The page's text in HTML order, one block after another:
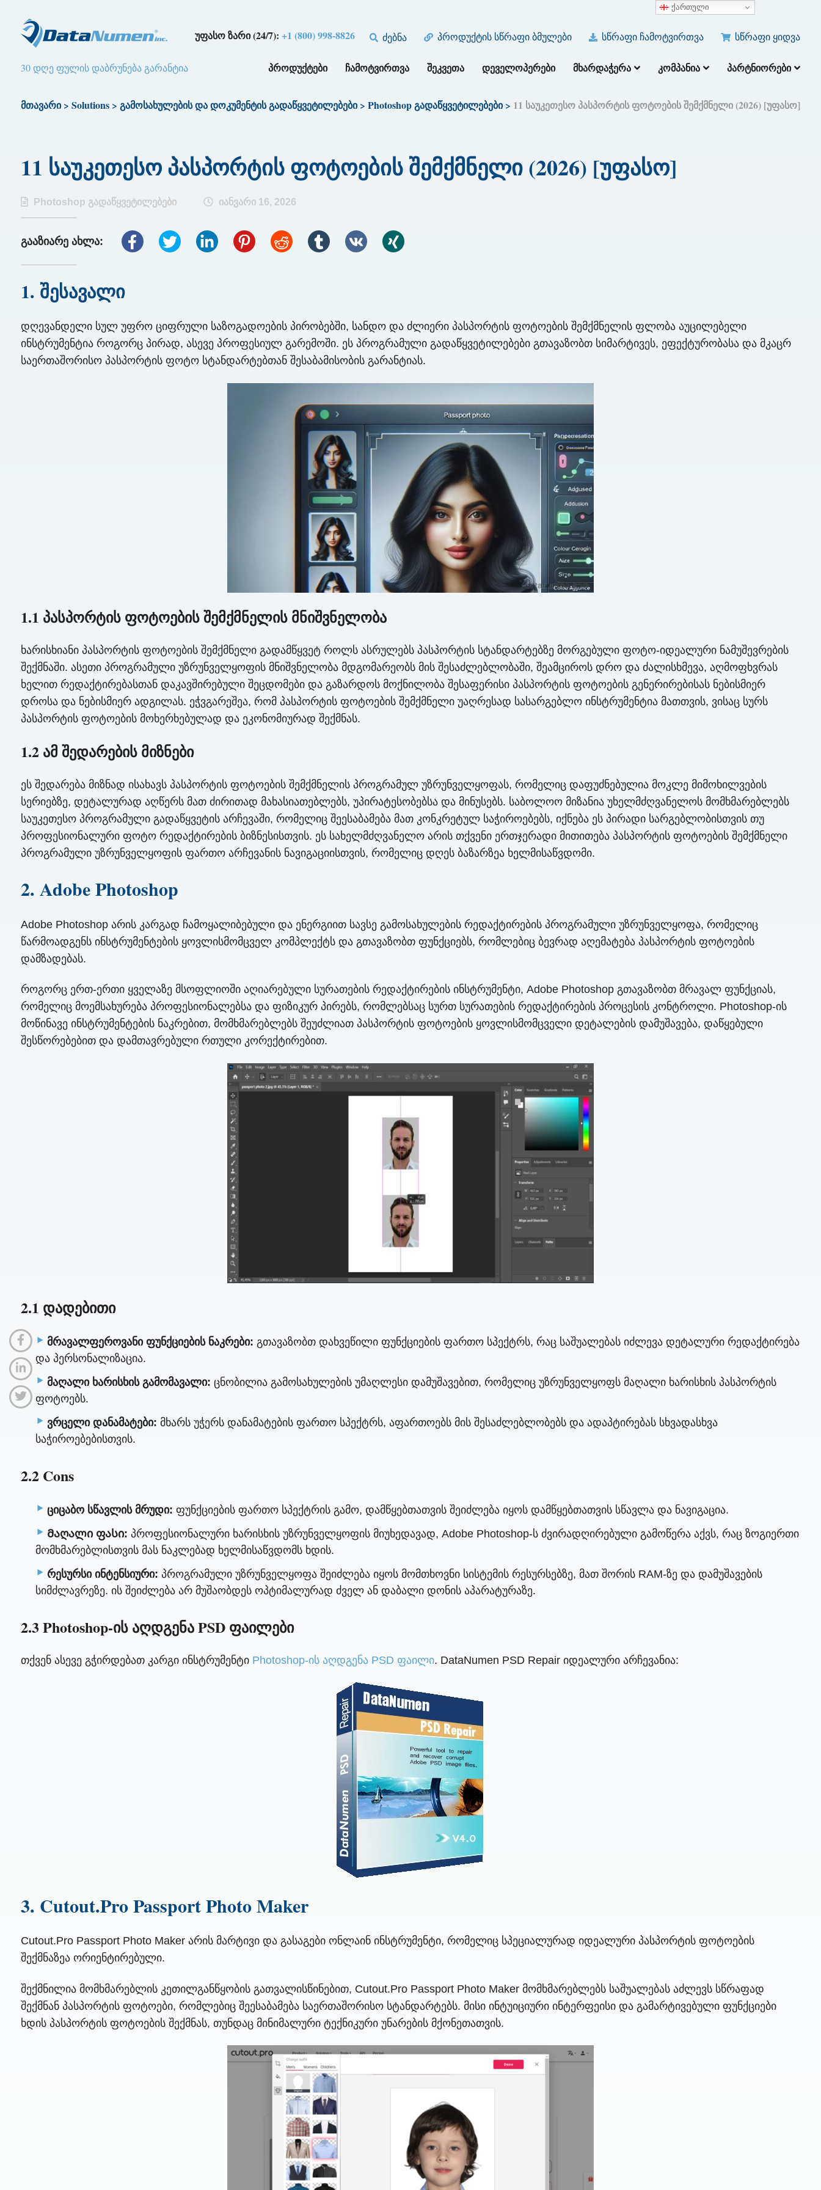
უფასო ზარი (24/7):+1 (800) 998-8826 ძებნა პროდუქტის სწრაფი ბმულები სწრაფი ჩამოტვირთვა სწრაფი ყიდვა
30 დღე ფულის დაბრუნება გარანტია ᲞᲠᲝᲓᲣᲥᲢᲔᲑᲘ ᲩᲐᲛᲝᲢᲕᲘᲠᲗᲕᲐ ᲨᲔᲙᲕᲔᲗᲐ ᲓᲔᲕᲔᲚᲝᲞᲔᲠᲔᲑᲘ ᲛᲮᲐᲠᲓᲐᲭᲔᲠᲐ ᲙᲝᲛᲞᲐᲜᲘᲐ ᲞᲐᲠᲢᲜᲘᲝᲠᲔᲑᲘ
მთავარი> Solutions> გამოსახულების და დოკუმენტის გადაწყვეტილებები> Photoshop გადაწყვეტილებები> 11 საუკეთესო პასპორტის ფოტოების შემქმნელი (2026) [უფასო]
11 საუკეთესო პასპორტის ფოტოების შემქმნელი (2026) [უფასო]
Photoshop გადაწყვეტილებები იანვარი 16, 2026
გააზიარე ახლა:
1. შესავალი
დღევანდელი სულ უფრო ციფრული საზოგადოების პირობებში, სანდო და ძლიერი პასპორტის ფოტოების შემქმნელის ფლობა აუცილებელი
ინსტრუმენტია როგორც პირად, ასევე პროფესიულ გარემოში. ეს პროგრამული გადაწყვეტილებები გთავაზობთ სიმარტივეს, ეფექტურობასა და მკაცრ
საერთაშორისო პასპორტის ფოტო სტანდარტებთან შესაბამისობის გარანტიას.
1.1 პასპორტის ფოტოების შემქმნელის მნიშვნელობა
ხარისხიანი პასპორტის ფოტოების შემქმნელი გადამწყვეტ როლს ასრულებს პასპორტის სტანდარტებზე მორგებული ფოტო-იდეალური ნამუშევრების
შექმნაში. ასეთი პროგრამული უზრუნველყოფის მნიშვნელობა მდგომარეობს მის შესაძლებლობაში, შეამციროს დრო და ძალისხმევა, აღმოფხვრას
ხელით რედაქტირებასთან დაკავშირებული შეცდომები და გაზარდოს მოქნილობა შესაფერისი პასპორტის ფოტოების გენერირებისას ნებისმიერ
დროსა და ნებისმიერ ადგილას. ეჭვგარეშეა, რომ პასპორტის ფოტოების შემქმნელი უაღრესად სასარგებლო ინსტრუმენტია მათთვის, ვისაც სურს
პასპორტის ფოტოების მოხერხებულად და ეკონომიურად შექმნას.
1.2 ამ შედარების მიზნები
ეს შედარება მიზნად ისახავს პასპორტის ფოტოების შემქმნელის პროგრამულ უზრუნველყოფას, რომელიც დაფუძნებულია მოკლე მიმოხილვების
სერიებზე, დეტალურად აღწერს მათ ძირითად მახასიათებლებს, უპირატესობებსა და მინუსებს. საბოლოო მიზანია უხელმძღვანელოს მომხმარებლებს
საუკეთესო პროგრამული გადაწყვეტის არჩევაში, რომელიც შეესაბამება მათ კონკრეტულ საჭიროებებს, იქნება ეს პირადი სარგებლობისთვის თუ
პროფესიონალური ფოტო რედაქტირების ბიზნესისთვის. ეს სახელმძღვანელო არის თქვენი ერთჯერადი მითითება პასპორტის ფოტოების შემქმნელი
პროგრამული უზრუნველყოფის ფართო არჩევანის ნავიგაციისთვის, რომელიც დღეს ბაზარზეა ხელმისაწვდომი.
2. Adobe Photoshop
Adobe Photoshop არის კარგად ჩამოყალიბებული და ენერგიით სავსე გამოსახულების რედაქტირების პროგრამული უზრუნველყოფა, რომელიც
წარმოადგენს ინსტრუმენტების ყოვლისმომცველ კომპლექტს და გთავაზობთ ფუნქციებს, რომლებიც ბევრად აღემატება პასპორტის ფოტოების
დამზადებას.
როგორც ერთ-ერთი ყველაზე მსოფლიოში აღიარებული სურათების რედაქტირების ინსტრუმენტი, Adobe Photoshop გთავაზობთ მრავალ ფუნქციას,
რომელიც მოემსახურება პროფესიონალებსა და ფიზიკურ პირებს, რომლებსაც სურთ სურათების რედაქტირების პროცესის კონტროლი. Photoshop-ის
მოწინავე ინსტრუმენტების ნაკრებით, მომხმარებლებს შეუძლიათ პასპორტის ფოტოების ყოვლისმომცველი დეტალების დამუშავება, დაწყებული
შესწორებებით და დამთავრებული რთული კორექტირებით.
2.1 დადებითი
მრავალფეროვანი ფუნქციების ნაკრები: გთავაზობთ დახვეწილი ფუნქციების ფართო სპექტრს, რაც საშუალებას იძლევა დეტალური რედაქტირება
და პერსონალიზაცია.
მაღალი ხარისხის გამომავალი: ცნობილია გამოსახულების უმაღლესი დამუშავებით, რომელიც უზრუნველყოფს მაღალი ხარისხის პასპორტის
ფოტოებს.
ვრცელი დანამატები: მხარს უჭერს დანამატების ფართო სპექტრს, აფართოებს მის შესაძლებლობებს და ადაპტირებას სხვადასხვა
საჭიროებებისთვის.
2.2 Cons
ციცაბო სწავლის მრუდი: ფუნქციების ფართო სპექტრის გამო, დამწყებთათვის შეიძლება იყოს დამწყებთათვის სწავლა და ნავიგაცია.
Მაღალი ფასი: პროფესიონალური ხარისხის უზრუნველყოფის მიუხედავად, Adobe Photoshop-ს ძვირადღირებული გამოწერა აქვს, რაც ზოგიერთი
მომხმარებლისთვის მას ნაკლებად ხელმისაწვდომს ხდის.
რესურსი ინტენსიური: პროგრამული უზრუნველყოფა შეიძლება იყოს მომთხოვნი სისტემის რესურსებზე, მათ შორის RAM-ზე და დამუშავების
სიმძლავრეზე. ის შეიძლება არ მუშაობდეს ოპტიმალურად ძველ ან დაბალი დონის აპარატურაზე.
2.3 Photoshop-ის აღდგენა PSD ფაილები
თქვენ ასევე გჭირდებათ კარგი ინსტრუმენტი Photoshop-ის აღდგენა PSD ფაილი. DataNumen PSD Repair იდეალური არჩევანია:
3. Cutout.Pro Passport Photo Maker
Cutout.Pro Passport Photo Maker არის მარტივი და გასაგები ონლაინ ინსტრუმენტი, რომელიც სპეციალურად იდეალური პასპორტის ფოტოების
შექმნაზეა ორიენტირებული.
შექმნილია მომხმარებლის კეთილგანწყობის გათვალისწინებით, Cutout.Pro Passport Photo Maker მომხმარებლებს საშუალებას აძლევს სწრაფად
შექმნან პასპორტის ფოტოები, რომლებიც შეესაბამება საერთაშორისო სტანდარტებს. მისი ინტუიციური ინტერფეისი და გამარტივებული ფუნქციები
ხდის პასპორტის ფოტოების შექმნას, თუნდაც მინიმალური ტექნიკური უნარების მქონეთათვის.
ქართული